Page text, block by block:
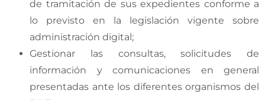
de tramitación de sus expedientes conforme a
lo previsto en la legislación vigente sobre
administración digital;
Gestionar las consultas, solicitudes de
información y comunicaciones en general
presentadas ante los diferentes organismos del